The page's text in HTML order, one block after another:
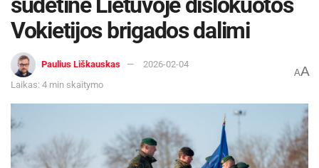
Vokietijos brigados dalimi
Paulius Liškauskas
2026-02-04
Laikas: 4 min skaitymo
AA